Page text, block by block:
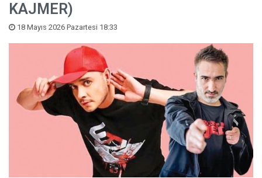
KAJMER)
18 Mayıs 2026 Pazartesi 18:33